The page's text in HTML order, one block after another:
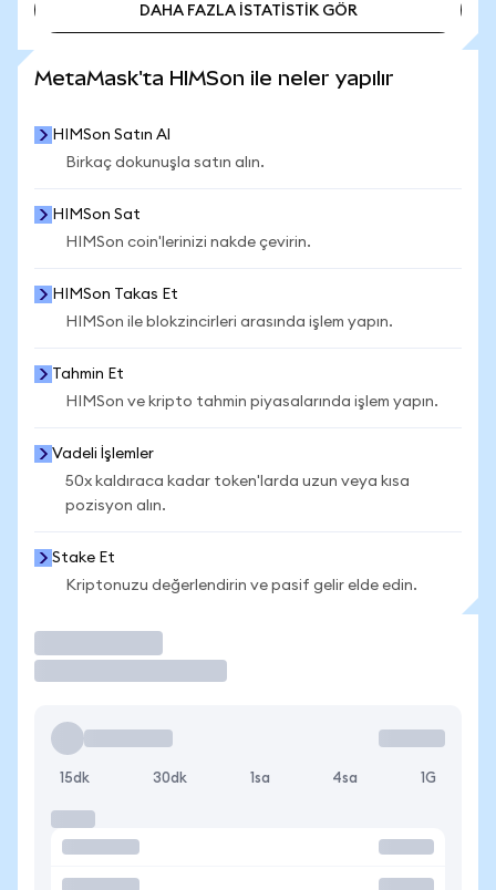
DAHA FAZLA İSTATİSTİK GÖR
MetaMask'ta HIMSon ile neler yapılır
HIMSon Satın Al
Birkaç dokunuşla satın alın.
HIMSon Sat
HIMSon coin'lerinizi nakde çevirin.
HIMSon Takas Et
HIMSon ile blokzincirleri arasında işlem yapın.
Tahmin Et
HIMSon ve kripto tahmin piyasalarında işlem yapın.
Vadeli İşlemler
50x kaldıraca kadar token'larda uzun veya kısa
pozisyon alın.
Stake Et
Kriptonuzu değerlendirin ve pasif gelir elde edin.
15dk 30dk 1sa 4sa 1G